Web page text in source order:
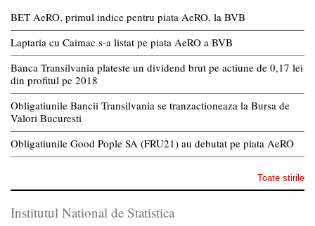
BET AeRO, primul indice pentru piata AeRO, la BVB
Laptaria cu Caimac s-a listat pe piata AeRO a BVB
Banca Transilvania plateste un dividend brut pe actiune de 0,17 lei
din profitul pe 2018
Obligatiunile Bancii Transilvania se tranzactioneaza la Bursa de
Valori Bucuresti
Obligatiunile Good Pople SA (FRU21) au debutat pe piata AeRO
Toate stirile
Institutul National de Statistica